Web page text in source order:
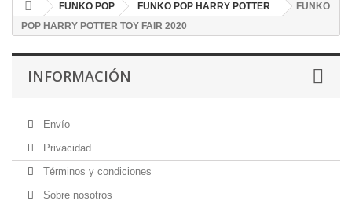
FUNKO POP FUNKO POP HARRY POTTER
FUNKO
POP HARRY POTTER TOY FAIR 2020
INFORMACIÓN
Envío
Privacidad
Términos y condiciones
Sobre nosotros